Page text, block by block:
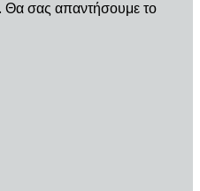
Θα σας απαντήσουμε το